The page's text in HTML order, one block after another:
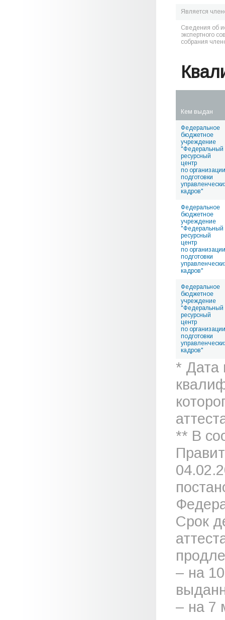
Является
Сведения об
экспертного
собрания
Кем выдан
Федеральное
бюджетное
учреждение
"Федеральный
ресурсный
центр
по организации
подготовки
кадров"
Федеральное
бюджетное
учреждение
"Федеральный
ресурсный
центр
по организации
подготовки
кадров"
Федеральное
бюджетное
учреждение
"Федеральный
ресурсный
центр
по организации
подготовки
кадров"
* Дата
** В
Срок
– на
– на 7